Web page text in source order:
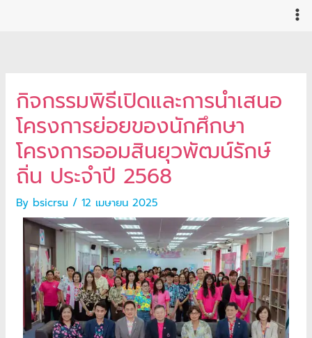
กิจกรรมพิธีเปิดและการนำเสนอ
โครงการย่อยของนักศึกษา
โครงการออมสินยุวพัฒน์รักษ์
ถิ่น ประจำปี 2568
By bsicrsu/12 เมษายน 2025